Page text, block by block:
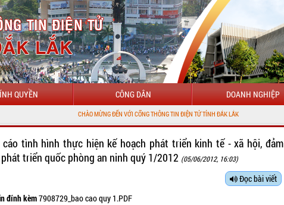
QUYỀN CÔNG DÂN DOANH NGHIỆP
CHÀO MỪNG ĐẾN VỚI CỔNG THÔNG TIN ĐIỆN TỬ TỈNH ĐẮK LẮK
cáo tình hình thực hiện kế hoạch phát triển kinh tế - xã hội, đảm
triển quốc phòng an ninh quý 1/2012 (05/06/2012, 16:03)
Đọc bài viết
đính kèm7908729_bao cao quy 1.PDF